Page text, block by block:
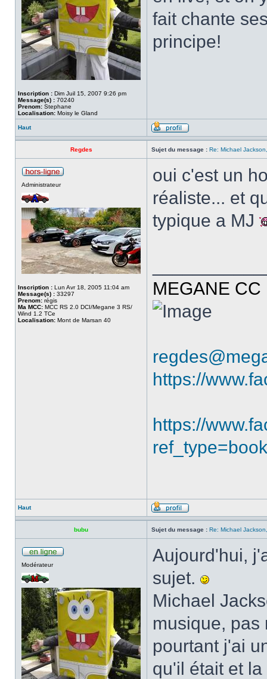
Inscription : Dim Juil 15, 2007 9:26 pm
Message(s) : 70240
Prenom: Stephane
Localisation: Moisy le Gland
fait chante
principe!
Haut
Regdes Sujet du message : Re: Michael
Administrateur
Inscription : Lun Avr 18, 2005 11:04 am
Message(s) : 33297
Prenom: régis
Ma MCC: MCC RS 2.0 DCI/Megane 3 RS/
Wind 1.2 TCe
Localisation: Mont de Marsan 40
oui c'est un
réaliste... et
typique a MJ
MEGANE
https://
https://
Haut
bubu Sujet du message : Re: Michael
Modérateur
Aujourd'hui,
sujet.
Michael
musique,
pourtant j'ai
qu'il était et